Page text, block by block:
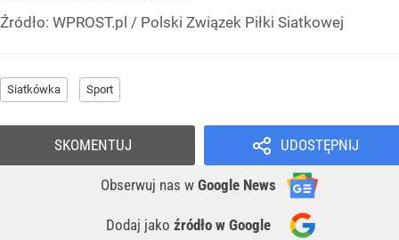
Źródło: WPROST.pl / Polski Związek Piłki Siatkowej
Siatkówka Sport
UDOSTĘPNIJ
Obserwuj nas w Google News
Dodaj jako źródło w Google
SKOMENTUJ